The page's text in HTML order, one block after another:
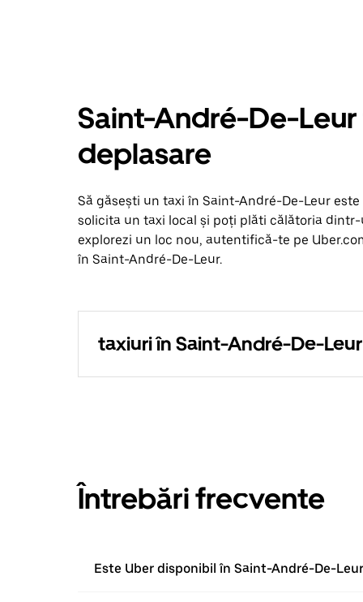
Saint-André-De-
deplasare
Să găsești un taxi în Saint-André-De-Leur
solicita un taxi local și poți plăti călătoria
explorezi un loc nou, autentifică-te pe
în Saint-André-De-Leur.
taxiuri în Saint-André-De-Leur
Întrebări frecvente
Este Uber disponibil în Saint-André-De-